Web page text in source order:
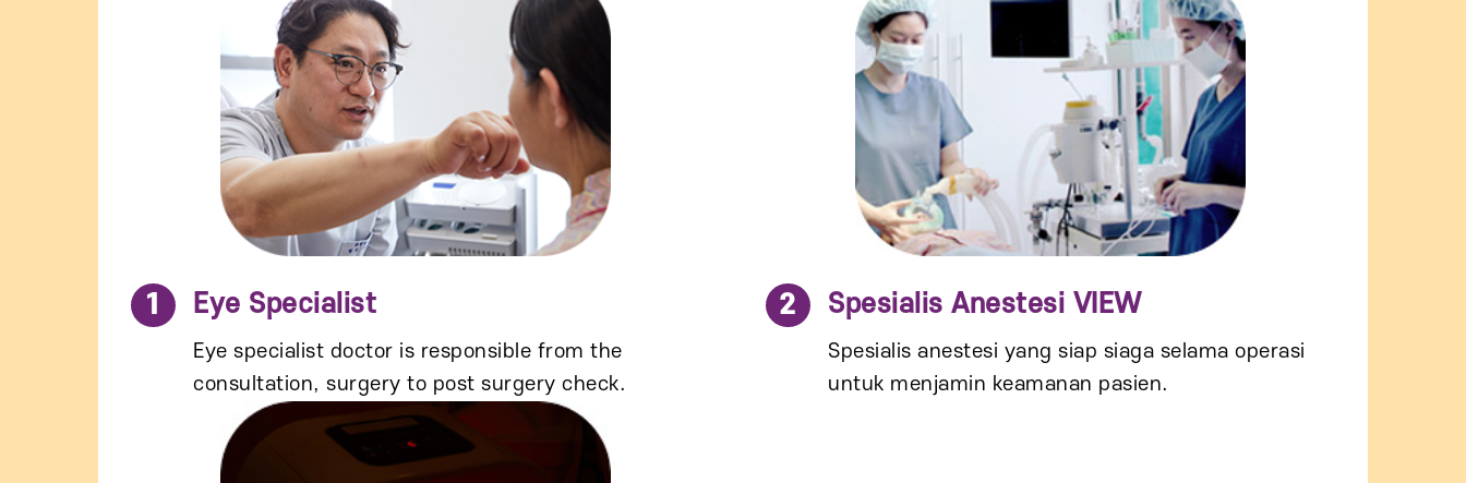
1 Eye Specialist
Eye specialist doctor is responsible from the
consultation, surgery to post surgery check.
2 Spesialis Anestesi VIEW
Spesialis anestesi yang siap siaga selama operasi
untuk menjamin keamanan pasien.